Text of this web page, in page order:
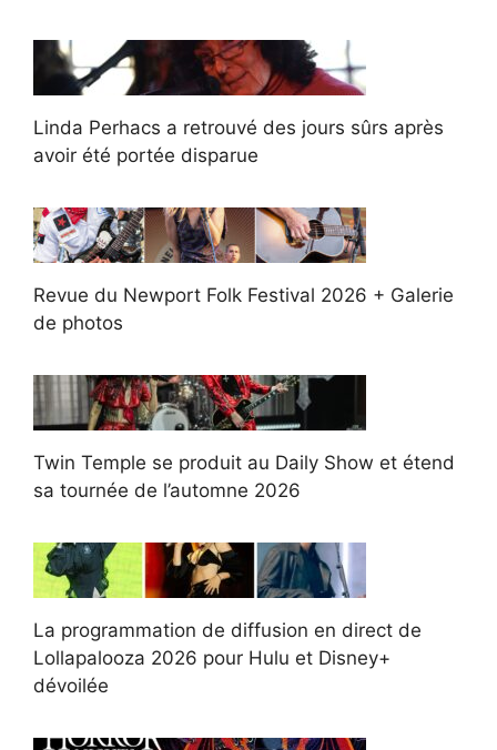
Linda Perhacs a retrouvé des jours sûrs après
avoir été portée disparue
Revue du Newport Folk Festival 2026 + Galerie
de photos
Twin Temple se produit au Daily Show et étend
sa tournée de l’automne 2026
La programmation de diffusion en direct de
Lollapalooza 2026 pour Hulu et Disney+
dévoilée